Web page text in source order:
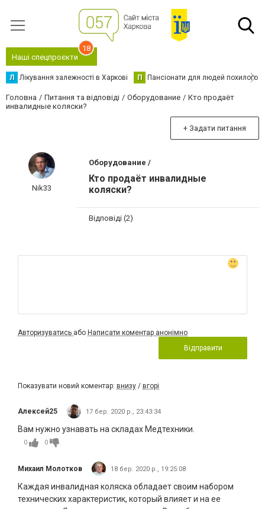
Наші спецпроєкти
18
Л Лікування залежності в Харкові П Пансіонати для людей похилого
Головна Питання та відповіді Оборудование
Кто продаёт
инвалидные коляски?
+ Задати питання
Nik33
Оборудование /
Кто продаёт инвалидные
коляски?
Відповіді (2)
Авторизуватись або Написати коментар анонімно
Відправити
Показувати новий коментар: внизу / вгорі
Алексей25 17 бер. 2020 р., 23:43:34
Вам нужно узнавать на складах Медтехники.
0 0
Михаил Молотков 18 бер. 2020 р., 19:25:08
Каждая инвалидная коляска обладает своим набором
технических характеристик, который влияет и на ее